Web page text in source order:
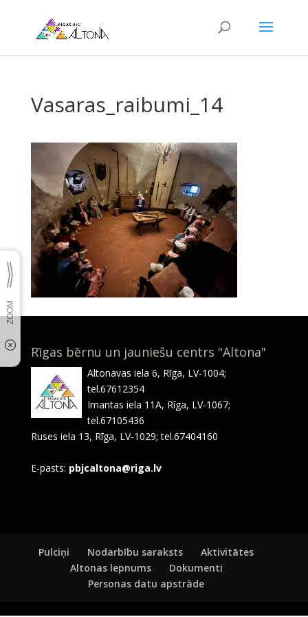
Vasaras_raibumi_14
Rīgas bērnu un jauniešu centrs "Altona"
Altonavas iela 6, Rīga, LV-1004;
tel.67612354
Imantas iela 11A, Rīga, LV-1067;
tel.67105436
Ruses iela 13, Rīga, LV-1029; tel.67404160
E-pasts: pbjcaltona@riga.lv
Pulciņi Nodarbību saraksts
Aktivitātes
Altonas lepnums
Dokumenti
Personas datu apstrāde